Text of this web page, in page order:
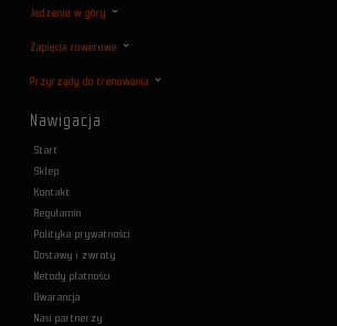
Jedzenie w góry
Zapięcia rowerowe
Przyrządy do trenowania
Nawigacja
Start
Sklep
Kontakt
Regulamin
Polityka prywatności
Dostawy i zwroty
Metody płatności
Gwarancja
Nasi partnerzy